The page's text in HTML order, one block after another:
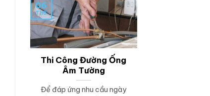
Thi Công Đường Ống
Âm Tường
Để đáp ứng nhu cầu ngày
06
Th5